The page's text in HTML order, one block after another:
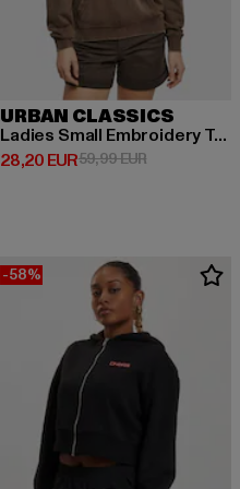
EUR
URBAN CLASSICS
Ladies Small Embroidery Terry
28,20 EUR
Derzeitiger Preis: 28,20 EUR
59,99 EURAktionspreis:
-58%